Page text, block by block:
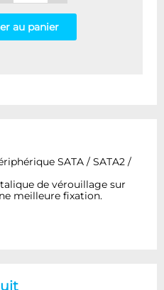
au panier
SATA / SATA2 /
de vérouillage sur
meilleure fixation.